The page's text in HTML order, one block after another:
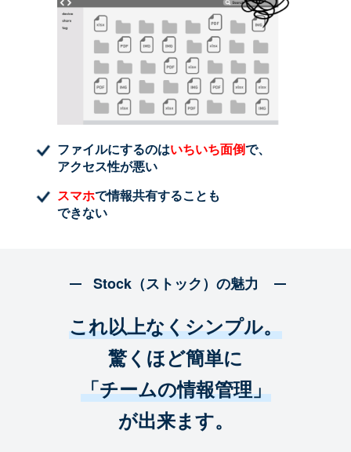
ファイルにするのはいちいち面倒で、
アクセス性が悪い
スマホで情報共有することも
できない
Stock（ストック）の魅力
これ以上なくシンプル。
驚くほど簡単に
「チームの情報管理」
が出来ます。